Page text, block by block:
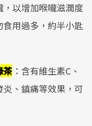
以增加喉嚨滋潤度
用過多，約半小匙
茶 ：含有維生素C、
、鎮痛等效果，可